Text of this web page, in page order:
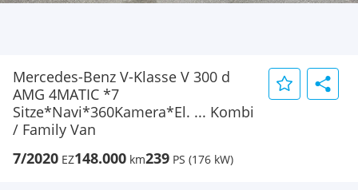
Mercedes-Benz V-Klasse V 300 d
AMG 4MATIC *7
Sitze*Navi*360Kamera*El. ... Kombi
/ Family Van
7/2020 EZ148.000 km239 PS (176 kW)